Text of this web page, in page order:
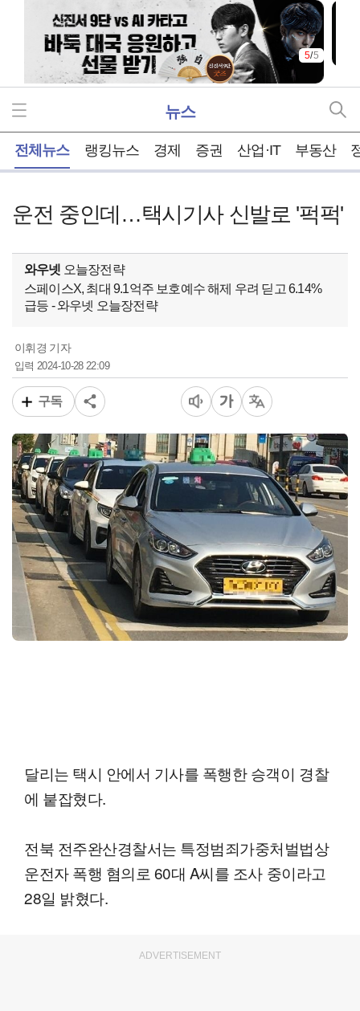
5/5
뉴스
전체뉴스 랭킹뉴스 경제 증권 산업·IT 부동산
운전 중인데…택시기사 신발로 '퍽퍽'
와우넷 오늘장전략
스페이스X, 최대 9.1억주 보호예수 해제 우려 딛고 6.14%
급등 - 와우넷 오늘장전략
이휘경 기자
입력2024-10-28 22:09
구독
달리는 택시 안에서 기사를 폭행한 승객이 경찰
에 붙잡혔다.
전북 전주완산경찰서는 특정범죄가중처벌법상
운전자 폭행 혐의로 60대 A씨를 조사 중이라고
28일 밝혔다.
ADVERTISEMENT